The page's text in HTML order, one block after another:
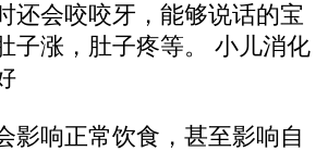
还会咬咬牙，能够说话的宝
子涨，肚子疼等。 小儿消化
影响正常饮食，甚至影响自